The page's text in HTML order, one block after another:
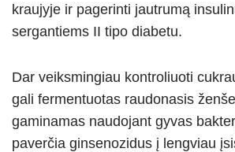
kraujyje ir pagerinti jautrumą
sergantiems II tipo diabetu.
Dar veiksmingiau kontroliuoti
gali fermentuotas raudonasis
gaminamas naudojant gyvas
paverčia ginsenozidus į lengviau